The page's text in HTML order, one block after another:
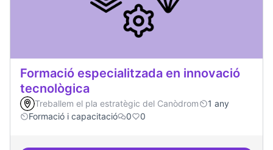
Formació especialitzada en innovació
tecnològica
Treballem el pla estratègic del Canòdrom
1 any
Formació i capacitació
0 0